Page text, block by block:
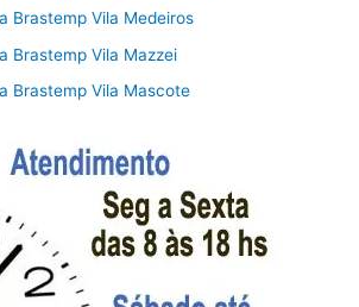
Brastemp Vila Medeiros
Brastemp Vila Mazzei
Brastemp Vila Mascote